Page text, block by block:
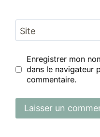
Site
Enregistrer mon
dans le navigateur
commentaire.